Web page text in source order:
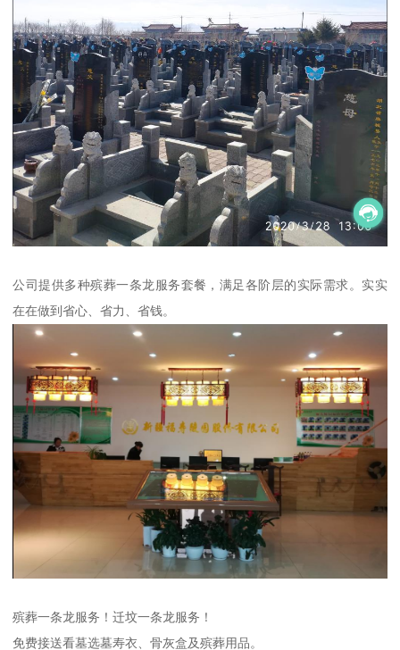
公司提供多种殡葬一条龙服务套餐，满足各阶层的实际需求。实实
在在做到省心、省力、省钱。
殡葬一条龙服务！迁坟一条龙服务！
免费接送看墓选墓寿衣、骨灰盒及殡葬用品。